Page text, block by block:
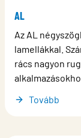
AL
Az AL
lamellákkal.
rács nagyon
Tovább